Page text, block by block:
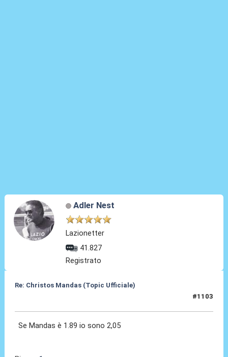
Adler Nest
Lazionetter
41.827
Registrato
Re: Christos Mandas (Topic Ufficiale)
#1103
Se Mandas è 1.89 io sono 2,05